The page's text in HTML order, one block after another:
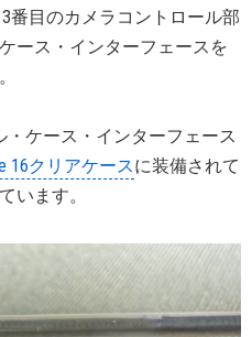
3番目のカメラコントロール部
ース・インターフェースを
ケース・インターフェース
16クリアケースに装備されて
います。